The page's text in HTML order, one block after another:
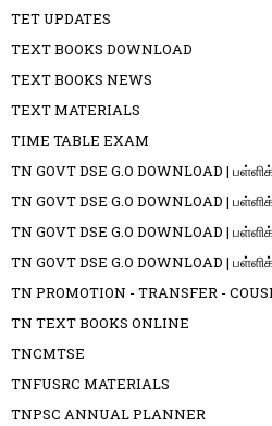
TET UPDATES
TEXT BOOKS DOWNLOAD
TEXT BOOKS NEWS
TEXT MATERIALS
TIME TABLE EXAM
TN GOVT DSE G.O DOWNLOAD |
TN GOVT DSE G.O DOWNLOAD |
TN GOVT DSE G.O DOWNLOAD |
TN GOVT DSE G.O DOWNLOAD |
TN PROMOTION - TRANSFER -
TN TEXT BOOKS ONLINE
TNCMTSE
TNFUSRC MATERIALS
TNPSC ANNUAL PLANNER